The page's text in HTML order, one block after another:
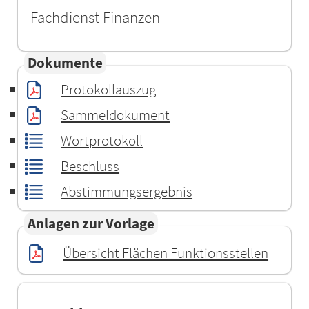
Fachdienst Finanzen
Dokumente
Protokollauszug
Sammeldokument
Wortprotokoll
Beschluss
Abstimmungsergebnis
Anlagen zur Vorlage
Übersicht Flächen Funktionsstellen